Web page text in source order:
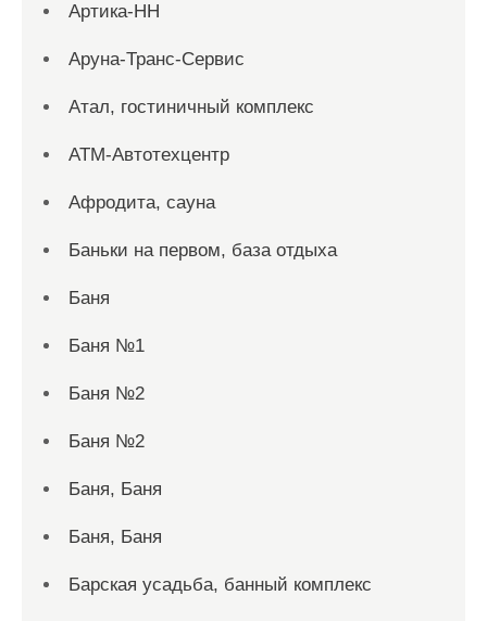
Артика-НН
Аруна-Транс-Сервис
Атал, гостиничный комплекс
АТМ-Автотехцентр
Афродита, сауна
Баньки на первом, база отдыха
Баня
Баня №1
Баня №2
Баня №2
Баня, Баня
Баня, Баня
Барская усадьба, банный комплекс